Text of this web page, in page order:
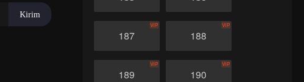
187
VIP
188
VIP
189
VIP
190
VIP